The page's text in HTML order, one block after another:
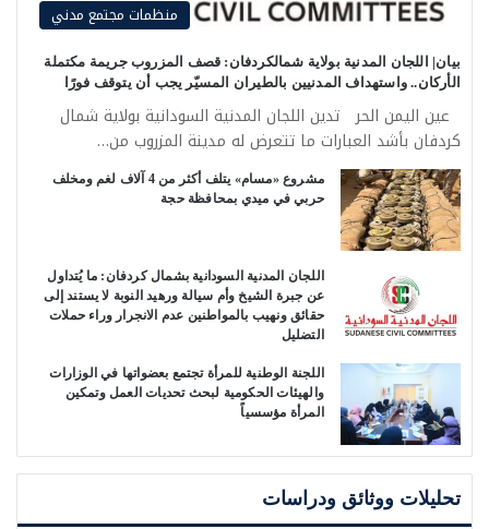
منظمات مجتمع مدني
بيان| اللجان المدنية بولاية شمالكردفان: قصف المزروب جريمة مكتملة
الأركان.. واستهداف المدنيين بالطيران المسيّر يجب أن يتوقف فورًا
عين اليمن الحر تدين اللجان المدنية السودانية بولاية شمال
كردفان بأشد العبارات ما تتعرض له مدينة المزروب من…
مشروع «مسام» يتلف أكثر من 4 آلاف لغم ومخلف
حربي في ميدي بمحافظة حجة
اللجان المدنية السودانية بشمال كردفان: ما يُتداول
عن جبرة الشيخ وأم سيالة ورهيد النوبة لا يستند إلى
حقائق ونهيب بالمواطنين عدم الانجرار وراء حملات
التضليل
اللجنة الوطنية للمرأة تجتمع بعضواتها في الوزارات
والهيئات الحكومية لبحث تحديات العمل وتمكين
المرأة مؤسسياً
تحليلات ووثائق ودراسات